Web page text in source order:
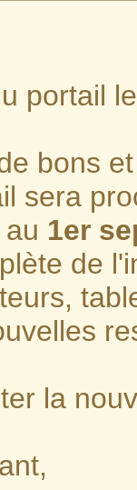
portail
bons
sera
1er
de
la